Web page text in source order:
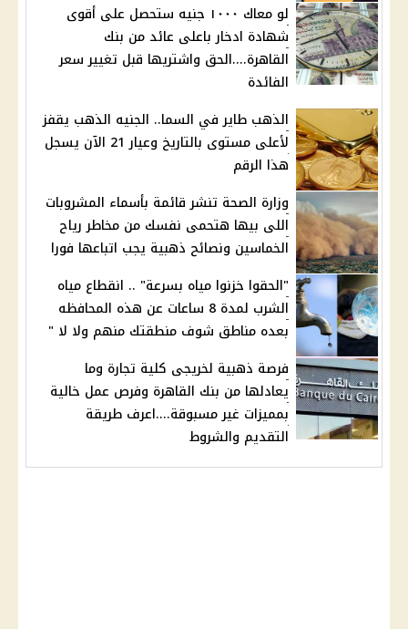
لو معاك ١٠٠٠ جنيه ستحصل على أقوى
شهادة ادخار باعلى عائد من بنك
القاهرة....الحق واشتريها قبل تغيير سعر
الفائدة
الذهب طاير في السما.. الجنيه الذهب يقفز
لأعلى مستوى بالتاريخ وعيار 21 الآن يسجل
هذا الرقم
وزارة الصحة تنشر قائمة بأسماء المشروبات
اللى بيها هتحمى نفسك من مخاطر رياح
الخماسين ونصائح ذهبية يجب اتباعها فورا
"الحقوا خزنوا مياه بسرعة" .. انقطاع مياه
الشرب لمدة 8 ساعات عن هذه المحافظه
بعده مناطق شوف منطقتك منهم ولا لا "
فرصة ذهبية لخريجى كلية تجارة وما
يعادلها من بنك القاهرة وفرص عمل خالية
بمميزات غير مسبوقة....اعرف طريقة
التقديم والشروط